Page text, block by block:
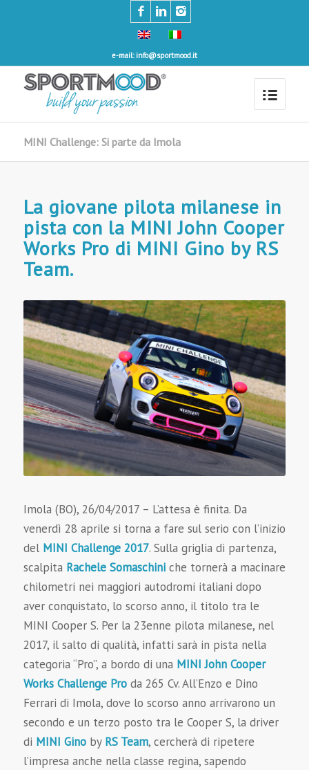
e-mail: info@sportmood.it
MINI Challenge: Si parte da Imola
La giovane pilota milanese in
pista con la MINI John Cooper
Works Pro di MINI Gino by RS
Team.
Imola (BO), 26/04/2017 – L’attesa è finita. Da
venerdì 28 aprile si torna a fare sul serio con l’inizio
del MINI Challenge 2017. Sulla griglia di partenza,
scalpita Rachele Somaschiniche tornerà a macinare
chilometri nei maggiori autodromi italiani dopo
aver conquistato, lo scorso anno, il titolo tra le
MINI Cooper S. Per la 23enne pilota milanese, nel
2017, il salto di qualità, infatti sarà in pista nella
categoria “Pro”, a bordo di una MINI John Cooper
Works Challenge Proda 265 Cv. All’Enzo e Dino
Ferrari di Imola, dove lo scorso anno arrivarono un
secondo e un terzo posto tra le Cooper S, la driver
di MINI Gino by RS Team, cercherà di ripetere
l’impresa anche nella classe regina, sapendo